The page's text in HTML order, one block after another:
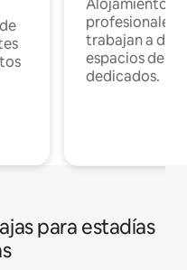
profesionales
trabajan a
espacios de
dedicados.
para estadías